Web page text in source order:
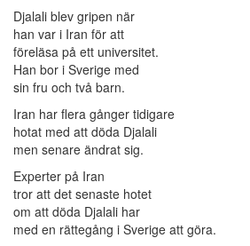
Djalali blev gripen när
han var i Iran för att
föreläsa på ett universitet.
Han bor i Sverige med
sin fru och två barn.
Iran har flera gånger tidigare
hotat med att döda Djalali
men senare ändrat sig.
Experter på Iran
tror att det senaste hotet
om att döda Djalali har
med en rättegång i Sverige att göra.